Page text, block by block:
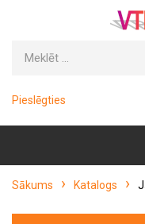
Pieslēgties
Sākums
Katalogs